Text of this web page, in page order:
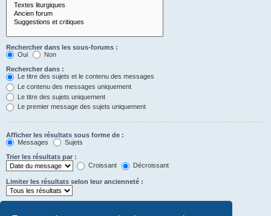
Rechercher dans les sous-forums :
Oui
Non
Rechercher dans :
Le titre des sujets et le contenu des messages
Le contenu des messages uniquement
Le titre des sujets uniquement
Le premier message des sujets uniquement
Afficher les résultats sous forme de :
Messages
Sujets
Trier les résultats par :
Croissant
Décroissant
Limiter les résultats selon leur ancienneté :